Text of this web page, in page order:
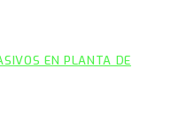
EN PLANTA DE